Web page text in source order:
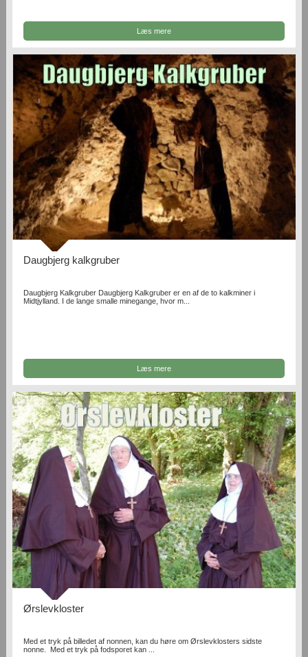
Læs mere
Daugbjerg kalkgruber
Daugbjerg Kalkgruber Daugbjerg Kalkgruber er en af de to kalkminer i
Midtjylland. I de lange smalle minegange, hvor m...
Læs mere
Ørslevkloster
Med et tryk på billedet af nonnen, kan du høre om Ørslevklosters sidste
nonne. Med et tryk på fodsporet kan ...